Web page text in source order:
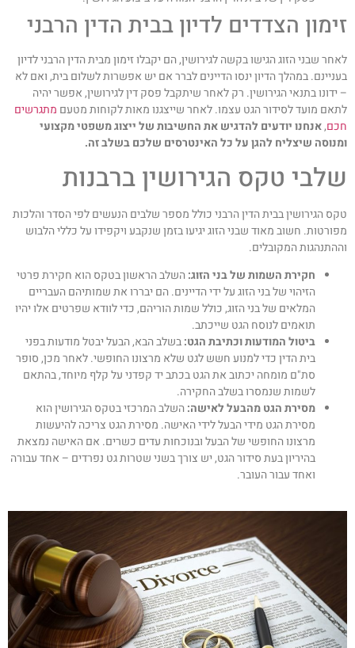
הצדדים לדיון בבית הדין הרבני
שבני הזוג הגישו בקשה לגירושין, הם יקבלו זימון מבית הדין הרבני לדיון
במהלך הדיון ינסו הדיינים לברר אם יש אפשרות לשלום בית, ואם לא
ידונו בתנאי הגירושין. רק לאחר שיתקבל פסק דין לגירושין, אפשר יהיה
מועד לסידור הגט עצמו. לאחר שייצגנו מאות לקוחות מטעםמתגרשים
,אנחנו יודעים להדגיש את החשיבות של ייצוג משפטי מקצועי
שיצליח להגן על כל האינטרסים שלכם בשלב זה.
טקס הגירושין ברבנות
הגירושין בבית הדין הרבני כולל מספר שלבים הנעשים לפי הסדר והלכות
חשוב מאוד שבני הזוג יגיעו בזמן שנקבע ויקפידו על כללי הלבוש
המקובלים.
חקירת השמות של בני הזוג:השלב הראשון בטקס הוא חקירת פרטי
הזיהוי של בני הזוג על ידי הדיינים. הם יבררו את שמותיהם העבריים
המלאים של בני הזוג, כולל שמות הוריהם, כדי לוודא שפרטים אלו יהיו
תואמים לנוסח הגט שייכתב.
ביטול המודעות וכתיבת הגט:בשלב הבא, הבעל יבטל מודעות בפני
בית הדין כדי למנוע חשש לגט שלא מרצונו החופשי. לאחר מכן, סופר
סת"ם מומחה יכתוב את הגט בכתב יד קפדני על קלף מיוחד, בהתאם
לשמות שנמסרו בשלב החקירה.
מסירת הגט מהבעל לאישה:השלב המרכזי בטקס הגירושין הוא
מסירת הגט מידי הבעל לידי האישה. מסירת הגט צריכה להיעשות
מרצונו החופשי של הבעל ובנוכחות עדים כשרים. אם האישה נמצאת
בהיריון בעת סידור הגט, יש צורך בשני שטרות גט נפרדים – אחד עבורה
ואחד עבור העובר.